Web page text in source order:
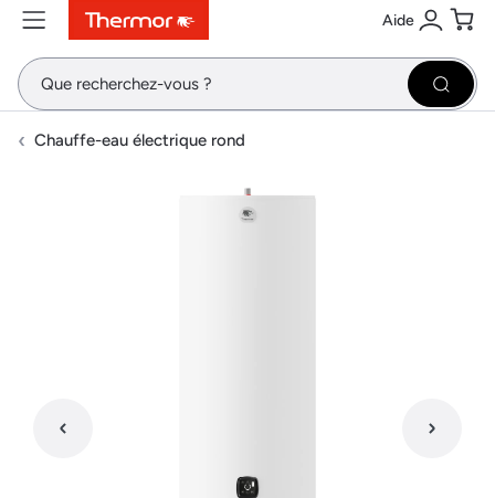
ContenuMenuRecherche Aide
Se
Chauffe-eau électrique rond